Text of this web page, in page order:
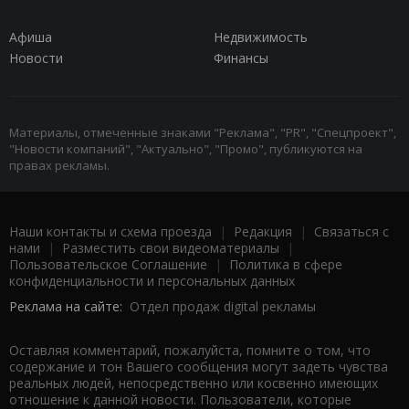
Афиша
Недвижимость
Новости
Финансы
Материалы, отмеченные знаками "Реклама", "PR", "Спецпроект",
"Новости компаний", "Актуально", "Промо", публикуются на
правах рекламы.
Наши контакты и схема проезда | Редакция | Связаться с
нами | Разместить свои видеоматериалы |
Пользовательское Соглашение |
Политика в сфере
конфиденциальности и персональных данных
Реклама на сайте: Отдел продаж digital рекламы
Оставляя комментарий, пожалуйста, помните о том, что
содержание и тон Вашего сообщения могут задеть чувства
реальных людей, непосредственно или косвенно имеющих
отношение к данной новости. Пользователи, которые